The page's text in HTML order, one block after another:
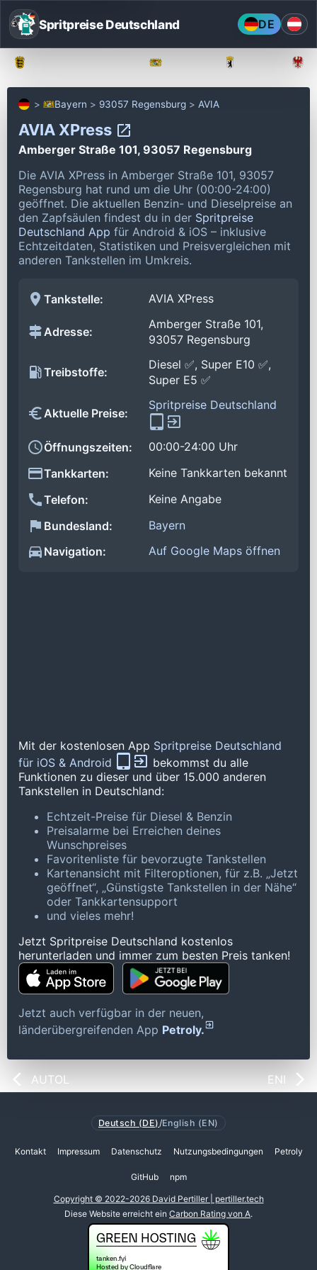
Spritpreise Deutschland DE
Bayern 93057 Regensburg AVIA
AVIA XPress
Amberger Straße 101, 93057 Regensburg
Die AVIA XPress in Amberger Straße 101, 93057
Regensburg hat rund um die Uhr (00:00-24:00)
geöffnet. Die aktuellen Benzin- und Dieselpreise an
den Zapfsäulen findest du in der Spritpreise
Deutschland App für Android & iOS – inklusive
Echtzeitdaten, Statistiken und Preisvergleichen mit
anderen Tankstellen im Umkreis.
Tankstelle: AVIA XPress
Adresse:
Amberger Straße 101,
93057 Regensburg
Treibstoffe:
Diesel ✅, Super E10 ✅,
Super E5 ✅
Aktuelle Preise:
Spritpreise Deutschland
Öffnungszeiten:
00:00-24:00 Uhr
Tankkarten:
Keine Tankkarten bekannt
Telefon:
Keine Angabe
Bundesland:
Bayern
Navigation:
Auf Google Maps öffnen
Mit der kostenlosen App Spritpreise Deutschland
für iOS & Android
bekommst du alle
Funktionen zu dieser und über 15.000 anderen
Tankstellen in Deutschland:
Echtzeit-Preise für Diesel & Benzin
Preisalarme bei Erreichen deines
Wunschpreises
Favoritenliste für bevorzugte Tankstellen
Kartenansicht mit Filteroptionen, für z.B. „Jetzt
geöffnet“, „Günstigste Tankstellen in der Nähe“
oder Tankkartensupport
und vieles mehr!
Jetzt Spritpreise Deutschland kostenlos
herunterladen und immer zum besten Preis tanken!
Jetzt auch verfügbar in der neuen,
länderübergreifenden App Petroly.
AUTOL ENI
Deutsch (DE) /English (EN)
Kontakt Impressum Datenschutz Nutzungsbedingungen Petroly
GitHub npm
Copyright © 2022-2026 David Pertiller | pertiller.tech
Diese Website erreicht ein Carbon Rating von A.